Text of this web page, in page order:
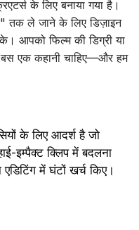
के लिए बनाया गया है।
तक ले जाने के लिए डिज़ाइन
आपको फिल्म की डिग्री या
एक कहानी चाहिए—और हम
के लिए आदर्श है जो
इम्पैक्ट क्लिप में बदलना
में घंटों खर्च किए।